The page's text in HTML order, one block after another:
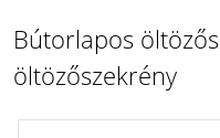
Bútorlapos
öltözőszekrény